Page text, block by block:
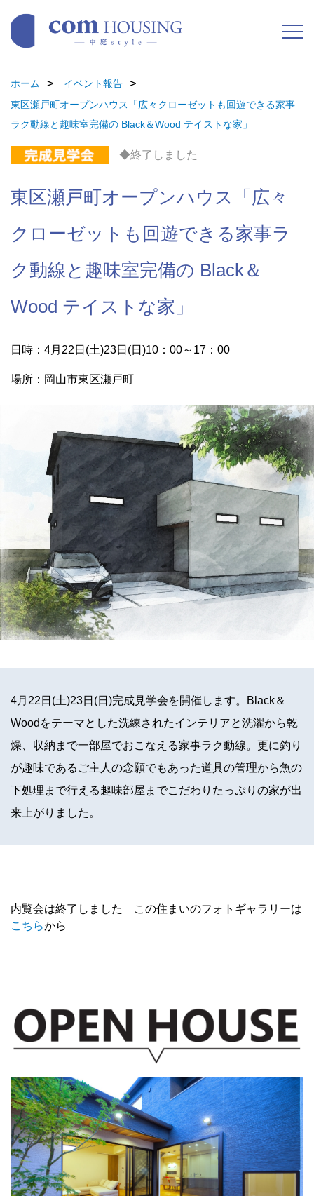
ホーム
イベント報告
東区瀬戸町オープンハウス「広々クローゼットも回遊できる家事
ラク動線と趣味室完備の Black＆Wood テイストな家」
◆終了しました
東区瀬戸町オープンハウス「広々
クローゼットも回遊できる家事ラ
ク動線と趣味室完備の Black＆
Wood テイストな家」
日時：4月22日(土)23日(日)10：00～17：00
場所：岡山市東区瀬戸町
4月22日(土)23日(日)完成見学会を開催します。Black＆
Woodをテーマとした洗練されたインテリアと洗濯から乾
燥、収納まで一部屋でおこなえる家事ラク動線。更に釣り
が趣味であるご主人の念願でもあった道具の管理から魚の
下処理まで行える趣味部屋までこだわりたっぷりの家が出
来上がりました。
内覧会は終了しました この住まいのフォトギャラリーは
こちらから